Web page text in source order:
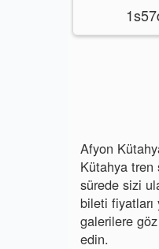
Afyon
Kütahya tren
sürede sizi
bileti fiyatları
galerilere
edin.